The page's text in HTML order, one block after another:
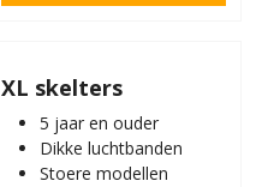
XL skelters
5 jaar en ouder
Dikke luchtbanden
Stoere modellen